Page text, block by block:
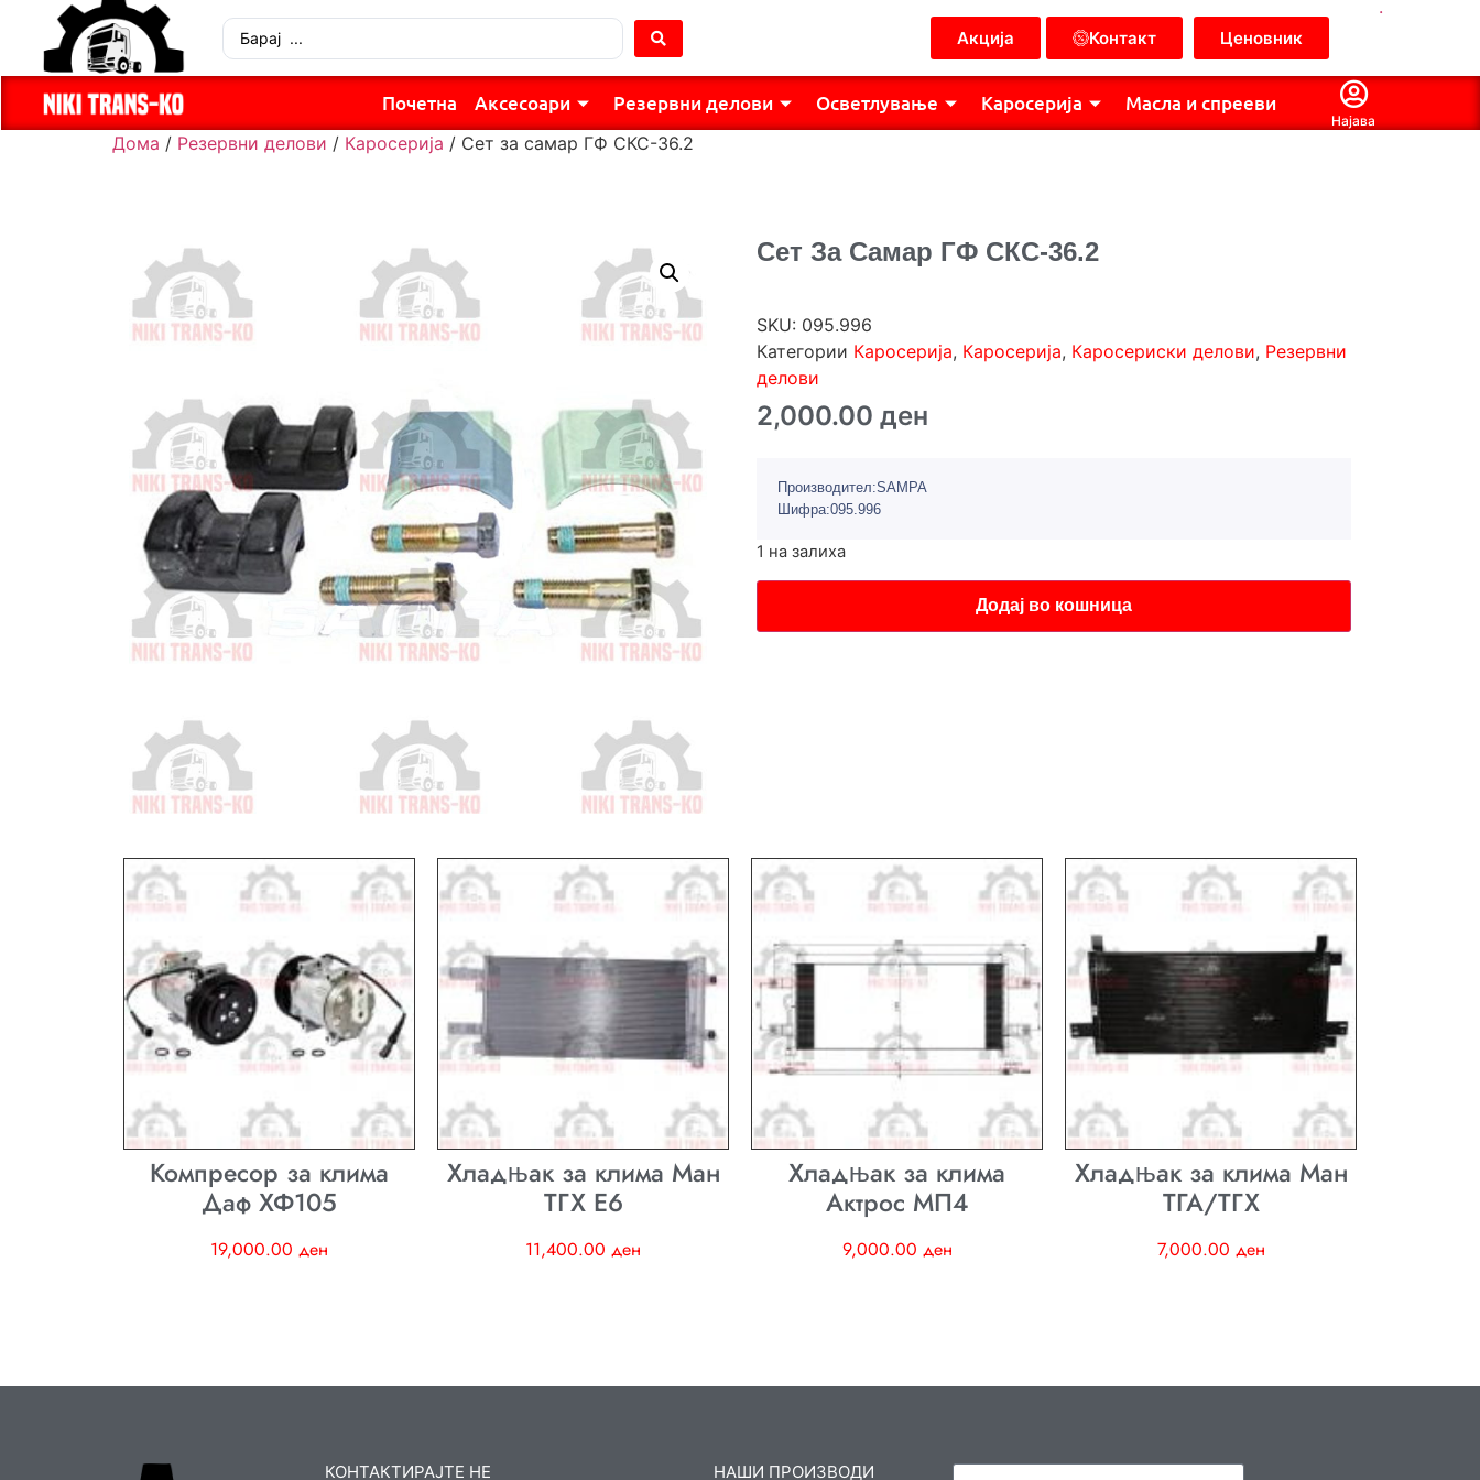
Акција Контакт Ценовник
.
Почетна Аксесоари Резервни делови Осветлување Каросерија Масла и спрееви
Најава
Дома / Резервни делови / Каросерија / Сет за самар ГФ СКС-36.2
Сет За Самар ГФ СКС-36.2
SKU: 095.996
Категории Каросерија, Каросерија, Каросериски делови, Резервни
делови
2,000.00 ден
Производител:SAMPA
Шифра:095.996
1 на залиха
Додај во кошница
Компресор за клима
Даф ХФ105
19,000.00 ден
Хладњак за клима Ман
ТГХ E6
11,400.00 ден
Хладњак за клима
Актрос МП4
9,000.00 ден
Хладњак за клима Ман
ТГА/ТГХ
7,000.00 ден
КОНТАКТИРАЈТЕ НЕ НАШИ ПРОИЗВОДИ